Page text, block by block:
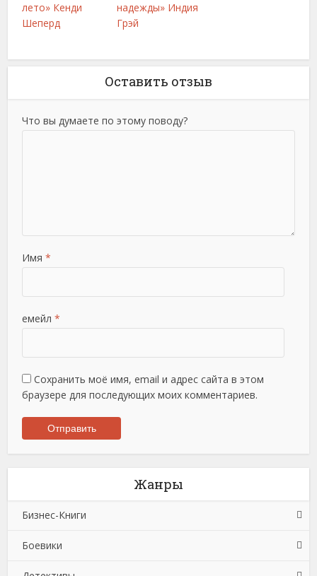
лето» Кенди
Шеперд
надежды» Индия
Грэй
Оставить отзыв
Что вы думаете по этому поводу?
Имя *
емейл *
Сохранить моё имя, email и адрес сайта в этом
браузере для последующих моих комментариев.
Жанры
Бизнес-Книги
Банковское дело
Боевики